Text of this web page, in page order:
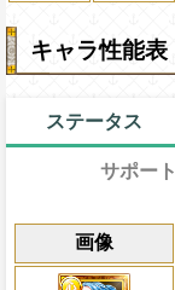
キャラ性能表
ステータス
画像
サポート